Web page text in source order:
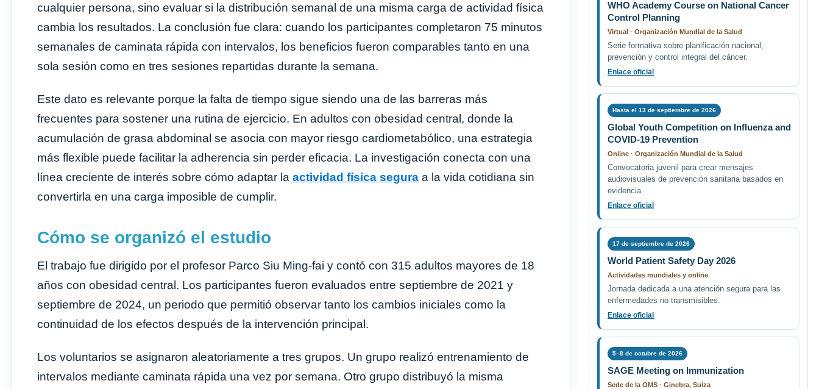
cualquier persona, sino evaluar si la distribución semanal de una misma carga de actividad física
cambia los resultados. La conclusión fue clara: cuando los participantes completaron 75 minutos
semanales de caminata rápida con intervalos, los beneficios fueron comparables tanto en una
sola sesión como en tres sesiones repartidas durante la semana.
Este dato es relevante porque la falta de tiempo sigue siendo una de las barreras más
frecuentes para sostener una rutina de ejercicio. En adultos con obesidad central, donde la
acumulación de grasa abdominal se asocia con mayor riesgo cardiometabólico, una estrategia
más flexible puede facilitar la adherencia sin perder eficacia. La investigación conecta con una
línea creciente de interés sobre cómo adaptar la actividad física segura a la vida cotidiana sin
convertirla en una carga imposible de cumplir.
Cómo se organizó el estudio
El trabajo fue dirigido por el profesor Parco Siu Ming-fai y contó con 315 adultos mayores de 18
años con obesidad central. Los participantes fueron evaluados entre septiembre de 2021 y
septiembre de 2024, un periodo que permitió observar tanto los cambios iniciales como la
continuidad de los efectos después de la intervención principal.
Los voluntarios se asignaron aleatoriamente a tres grupos. Un grupo realizó entrenamiento de
intervalos mediante caminata rápida una vez por semana. Otro grupo distribuyó la misma
WHO Academy Course on National Cancer
Control Planning
Virtual · Organización Mundial de la Salud
Serie formativa sobre planificación nacional,
prevención y control integral del cáncer.
Enlace oficial
Hasta el 13 de septiembre de 2026
Global Youth Competition on Influenza and
COVID-19 Prevention
Online · Organización Mundial de la Salud
Convocatoria juvenil para crear mensajes
audiovisuales de prevención sanitaria basados en
evidencia.
Enlace oficial
17 de septiembre de 2026
World Patient Safety Day 2026
Actividades mundiales y online
Jornada dedicada a una atención segura para las
enfermedades no transmisibles.
Enlace oficial
5–8 de octubre de 2026
SAGE Meeting on Immunization
Sede de la OMS · Ginebra, Suiza